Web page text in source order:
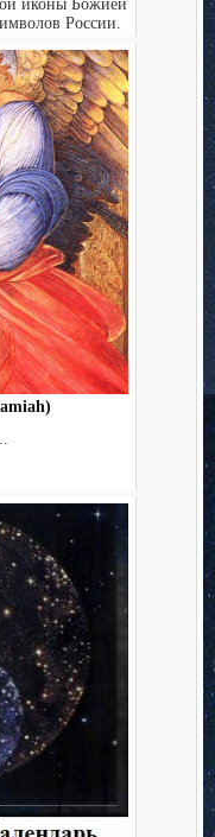
иконы Божией
России.